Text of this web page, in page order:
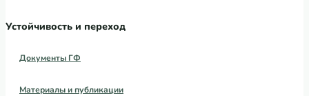
Устойчивость и переход
Документы ГФ
Материалы и публикации